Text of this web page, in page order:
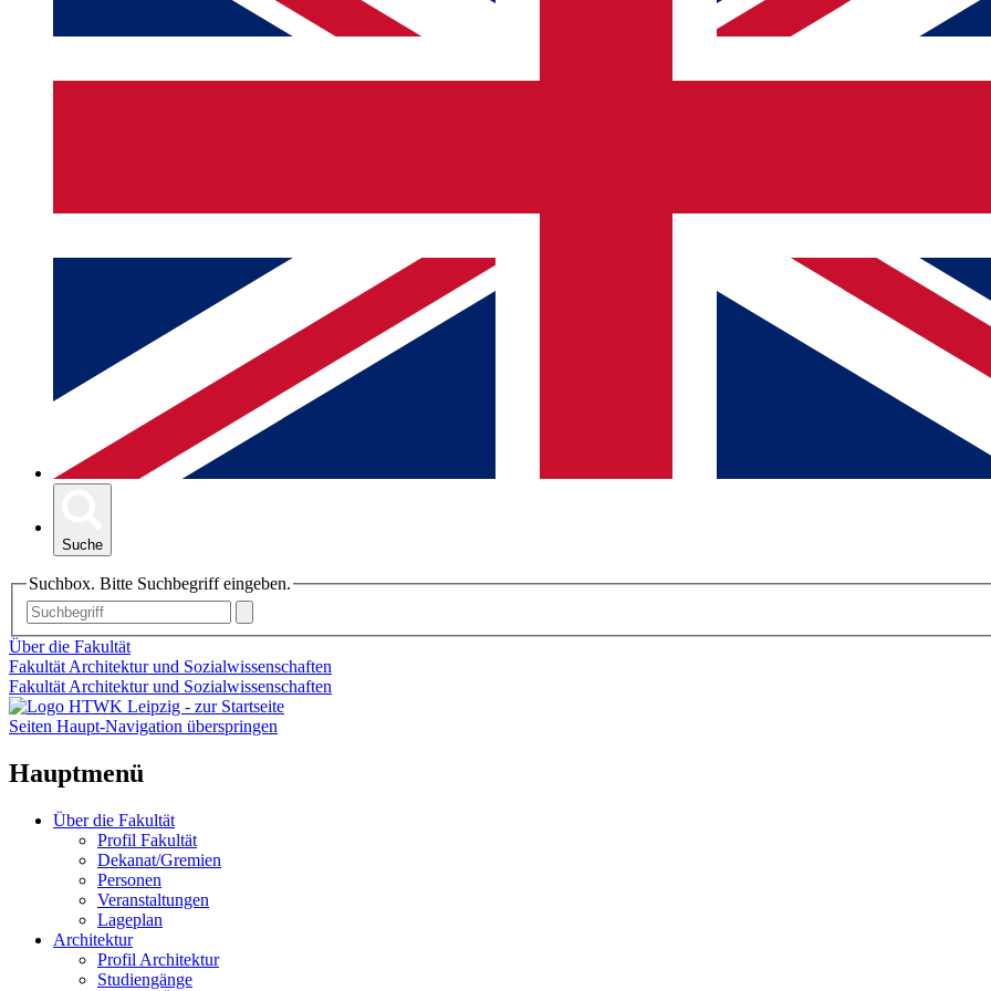
Suche
Suchbox. Bitte Suchbegriff eingeben.
Über die Fakultät
Fakultät Architektur und Sozialwissenschaften
Fakultät Architektur und Sozialwissenschaften
Seiten Haupt-Navigation überspringen
Hauptmenü
Über die Fakultät
Profil Fakultät
Dekanat/Gremien
Personen
Veranstaltungen
Lageplan
Architektur
Profil Architektur
Studiengänge